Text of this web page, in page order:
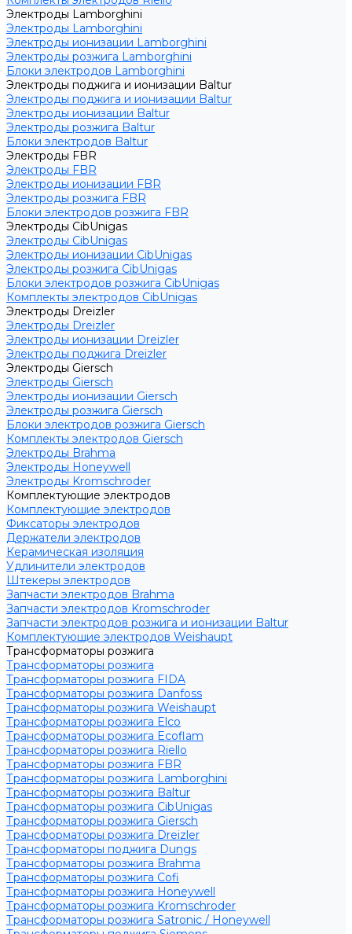
Электроды Lamborghini
Электроды Lamborghini
Электроды ионизации Lamborghini
Электроды розжига Lamborghini
Блоки электродов Lamborghini
Электроды поджига и ионизации Baltur
Электроды поджига и ионизации Baltur
Электроды ионизации Baltur
Электроды розжига Baltur
Блоки электродов Baltur
Электроды FBR
Электроды FBR
Электроды ионизации FBR
Электроды розжига FBR
Блоки электродов розжига FBR
Электроды CibUnigas
Электроды CibUnigas
Электроды ионизации CibUnigas
Электроды розжига CibUnigas
Блоки электродов розжига CibUnigas
Комплекты электродов CibUnigas
Электроды Dreizler
Электроды Dreizler
Электроды ионизации Dreizler
Электроды поджига Dreizler
Электроды Giersch
Электроды Giersch
Электроды ионизации Giersch
Электроды розжига Giersch
Блоки электродов розжига Giersch
Комплекты электродов Giersch
Электроды Brahma
Электроды Honeywell
Электроды Kromschroder
Комплектующие электродов
Комплектующие электродов
Фиксаторы электродов
Держатели электродов
Керамическая изоляция
Удлинители электродов
Штекеры электродов
Запчасти электродов Brahma
Запчасти электродов Kromschroder
Запчасти электродов розжига и ионизации Baltur
Комплектующие электродов Weishaupt
Трансформаторы розжига
Трансформаторы розжига
Трансформаторы розжига FIDA
Трансформаторы розжига Danfoss
Трансформаторы розжига Weishaupt
Трансформаторы розжига Elco
Трансформаторы розжига Ecoflam
Трансформаторы розжига Riello
Трансформаторы розжига FBR
Трансформаторы розжига Lamborghini
Трансформаторы розжига Baltur
Трансформаторы розжига CibUnigas
Трансформаторы розжига Giersch
Трансформаторы розжига Dreizler
Трансформаторы поджига Dungs
Трансформаторы розжига Brahma
Трансформаторы розжига Cofi
Трансформаторы розжига Honeywell
Трансформаторы розжига Kromschroder
Трансформаторы розжига Satronic / Honeywell